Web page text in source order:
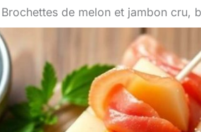
Brochettes de melon et jambon cru,